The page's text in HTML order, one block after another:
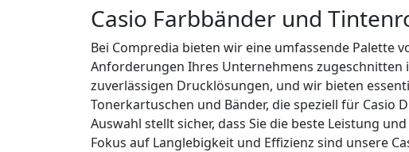
Casio Farbbänder und
Bei Compredia bieten wir eine umfassende Palette
Anforderungen Ihres Unternehmens zugeschnitten
zuverlässigen Drucklösungen, und wir bieten
Tonerkartuschen und Bänder, die speziell für Casio
Auswahl stellt sicher, dass Sie die beste Leistung
Fokus auf Langlebigkeit und Effizienz sind unsere